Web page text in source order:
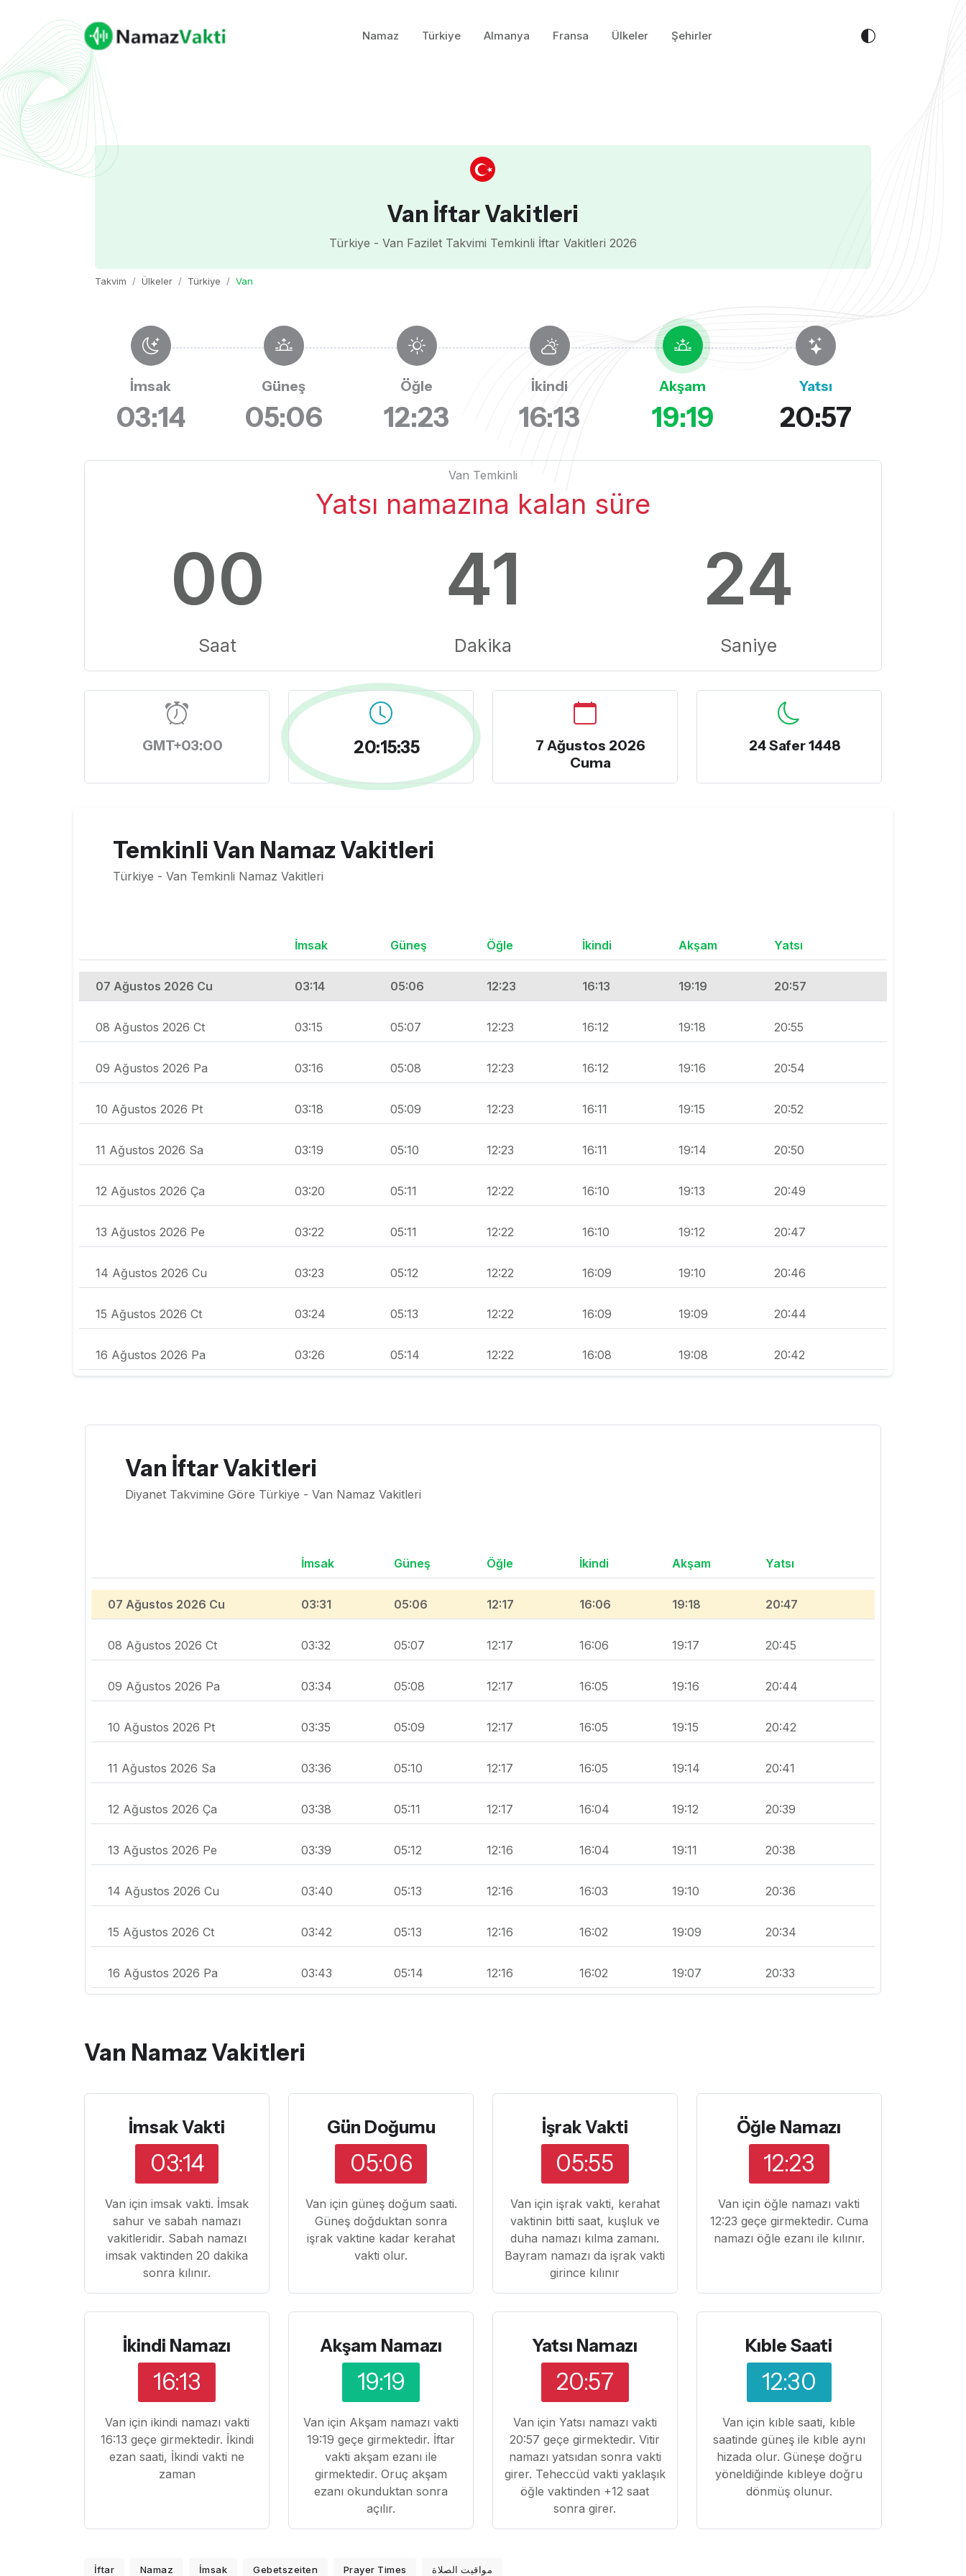
Namaz Türkiye Almanya Fransa Ülkeler Şehirler
Van İftar Vakitleri
Türkiye - Van Fazilet Takvimi Temkinli İftar Vakitleri 2026
Takvim Ülkeler Türkiye Van
İmsak
03:14
Güneş
05:06
Öğle
12:23
İkindi
16:13
Akşam
19:19
Yatsı
20:57
Van Temkinli
Yatsı namazına kalan süre
00
Saat
41
Dakika
23
Saniye
GMT+03:00 20:15:36
7 Ağustos 2026
Cuma
24 Safer 1448
Temkinli Van Namaz Vakitleri
Türkiye - Van Temkinli Namaz Vakitleri
İmsak Güneş Öğle İkindi Akşam Yatsı
07 Ağustos 2026 Cu 03:14 05:06 12:23 16:13 19:19 20:57
08 Ağustos 2026 Ct 03:15 05:07 12:23 16:12 19:18 20:55
09 Ağustos 2026 Pa 03:16 05:08 12:23 16:12 19:16 20:54
10 Ağustos 2026 Pt 03:18 05:09 12:23 16:11 19:15 20:52
11 Ağustos 2026 Sa 03:19 05:10 12:23 16:11 19:14 20:50
12 Ağustos 2026 Ça 03:20 05:11 12:22 16:10 19:13 20:49
13 Ağustos 2026 Pe 03:22 05:11 12:22 16:10 19:12 20:47
14 Ağustos 2026 Cu 03:23 05:12 12:22 16:09 19:10 20:46
15 Ağustos 2026 Ct 03:24 05:13 12:22 16:09 19:09 20:44
16 Ağustos 2026 Pa 03:26 05:14 12:22 16:08 19:08 20:42
Van İftar Vakitleri
Diyanet Takvimine Göre Türkiye - Van Namaz Vakitleri
İmsak Güneş Öğle İkindi Akşam Yatsı
07 Ağustos 2026 Cu 03:31 05:06 12:17 16:06 19:18 20:47
08 Ağustos 2026 Ct 03:32 05:07 12:17 16:06 19:17 20:45
09 Ağustos 2026 Pa 03:34 05:08 12:17 16:05 19:16 20:44
10 Ağustos 2026 Pt 03:35 05:09 12:17 16:05 19:15 20:42
11 Ağustos 2026 Sa 03:36 05:10 12:17 16:05 19:14 20:41
12 Ağustos 2026 Ça 03:38 05:11 12:17 16:04 19:12 20:39
13 Ağustos 2026 Pe 03:39 05:12 12:16 16:04 19:11 20:38
14 Ağustos 2026 Cu 03:40 05:13 12:16 16:03 19:10 20:36
15 Ağustos 2026 Ct 03:42 05:13 12:16 16:02 19:09 20:34
16 Ağustos 2026 Pa 03:43 05:14 12:16 16:02 19:07 20:33
Van Namaz Vakitleri
İmsak Vakti
03:14
Van için imsak vakti. İmsak
sahur ve sabah namazı
vakitleridir. Sabah namazı
imsak vaktinden 20 dakika
sonra kılınır.
Gün Doğumu
05:06
Van için güneş doğum saati.
Güneş doğduktan sonra
işrak vaktine kadar kerahat
vakti olur.
İşrak Vakti
05:55
Van için işrak vakti, kerahat
vaktinin bitti saat, kuşluk ve
duha namazı kılma zamanı.
Bayram namazı da işrak vakti
girince kılınır
Öğle Namazı
12:23
Van için öğle namazı vakti
12:23 geçe girmektedir. Cuma
namazı öğle ezanı ile kılınır.
İkindi Namazı
16:13
Van için ikindi namazı vakti
16:13 geçe girmektedir. İkindi
ezan saati, İkindi vakti ne
zaman
Akşam Namazı
19:19
Van için Akşam namazı vakti
19:19 geçe girmektedir. İftar
vakti akşam ezanı ile
girmektedir. Oruç akşam
ezanı okunduktan sonra
açılır.
Yatsı Namazı
20:57
Van için Yatsı namazı vakti
20:57 geçe girmektedir. Vitir
namazı yatsıdan sonra vakti
girer. Teheccüd vakti yaklaşık
öğle vaktinden +12 saat
sonra girer.
Kıble Saati
12:30
Van için kıble saati, kıble
saatinde güneş ile kıble aynı
hizada olur. Güneşe doğru
yöneldiğinde kıbleye doğru
dönmüş olunur.
İftar Namaz İmsak Gebetszeiten Prayer Times مواقيت الصلاة